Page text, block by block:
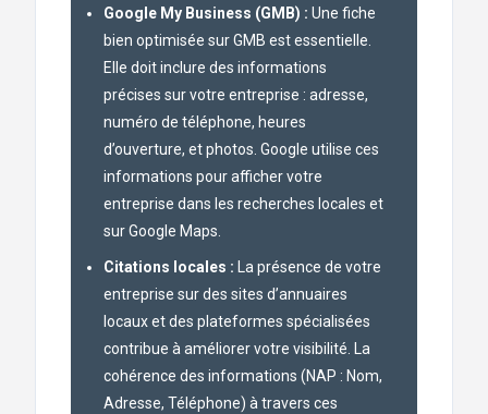
Google My Business (GMB) : Une fiche
bien optimisée sur GMB est essentielle.
Elle doit inclure des informations
précises sur votre entreprise : adresse,
numéro de téléphone, heures
d’ouverture, et photos. Google utilise ces
informations pour afficher votre
entreprise dans les recherches locales et
sur Google Maps.
Citations locales : La présence de votre
entreprise sur des sites d’annuaires
locaux et des plateformes spécialisées
contribue à améliorer votre visibilité. La
cohérence des informations (NAP : Nom,
Adresse, Téléphone) à travers ces